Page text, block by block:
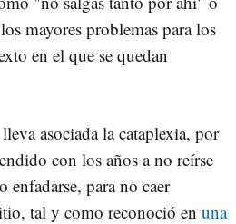
mayores problemas para los
en el que se quedan
asociada la cataplexia, por
con los años a no reírse
para no caer
tal y como reconoció en una